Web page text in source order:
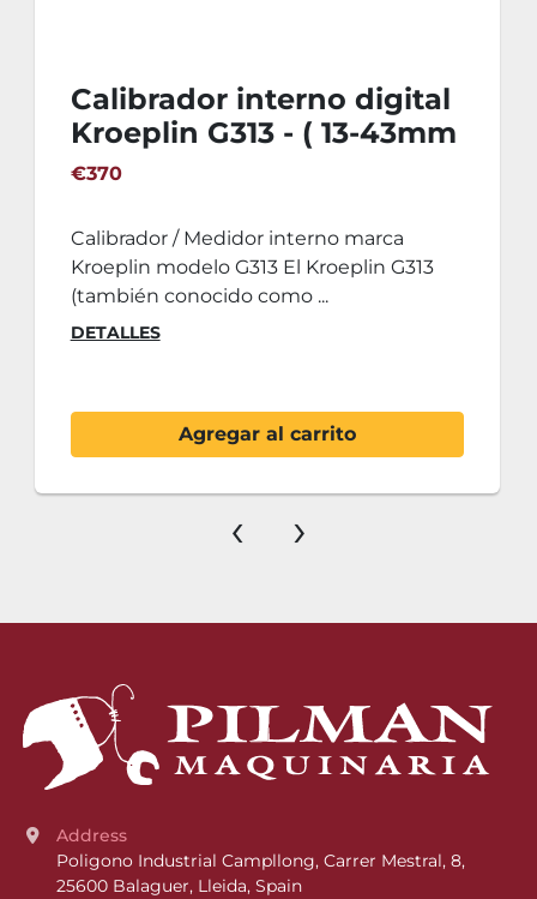
Calibrador interno digital
Kroeplin G313 - ( 13-43mm
)
€370
Calibrador / Medidor interno marca
Kroeplin modelo G313 El Kroeplin G313
(también conocido como ...
DETALLES
Agregar al carrito
‹ ›
Address
Poligono Industrial Campllong, Carrer Mestral, 8,
25600 Balaguer, Lleida, Spain